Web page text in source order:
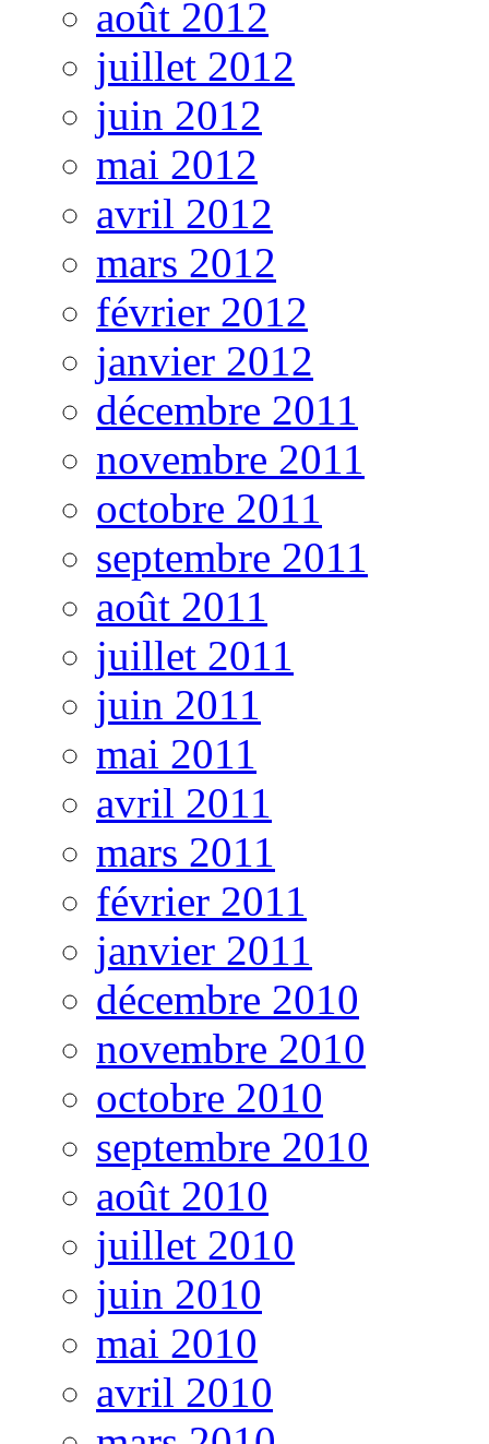
août 2012
juillet 2012
juin 2012
mai 2012
avril 2012
mars 2012
février 2012
janvier 2012
décembre 2011
novembre 2011
octobre 2011
septembre 2011
août 2011
juillet 2011
juin 2011
mai 2011
avril 2011
mars 2011
février 2011
janvier 2011
décembre 2010
novembre 2010
octobre 2010
septembre 2010
août 2010
juillet 2010
juin 2010
mai 2010
avril 2010